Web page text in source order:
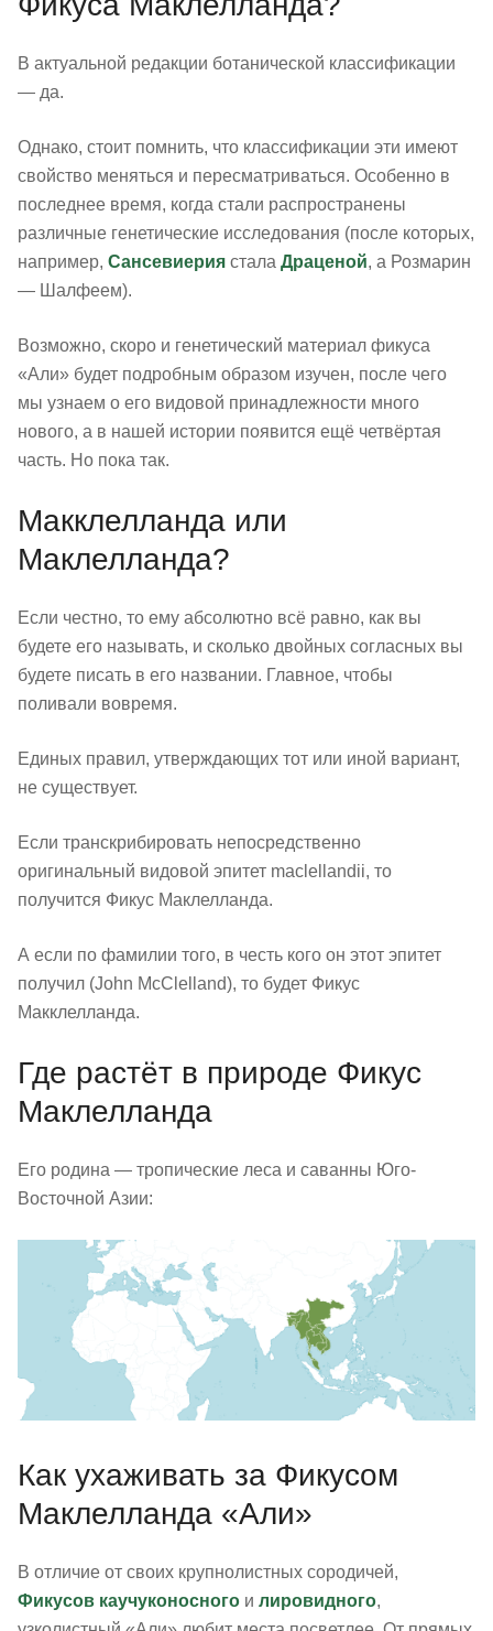
В актуальной редакции ботанической классификации
— да.
Однако, стоит помнить, что классификации эти имеют
свойство меняться и пересматриваться. Особенно в
последнее время, когда стали распространены
различные генетические исследования (после которых,
например, Сансевиерия стала Драценой, а Розмарин
— Шалфеем).
Возможно, скоро и генетический материал фикуса
«Али» будет подробным образом изучен, после чего
мы узнаем о его видовой принадлежности много
нового, а в нашей истории появится ещё четвёртая
часть. Но пока так.
Макклелланда или
Маклелланда?
Если честно, то ему абсолютно всё равно, как вы
будете его называть, и сколько двойных согласных вы
будете писать в его названии. Главное, чтобы
поливали вовремя.
Единых правил, утверждающих тот или иной вариант,
не существует.
Если транскрибировать непосредственно
оригинальный видовой эпитет maclellandii, то
получится Фикус Маклелланда.
А если по фамилии того, в честь кого он этот эпитет
получил (John McClelland), то будет Фикус
Макклелланда.
Где растёт в природе Фикус
Маклелланда
Его родина — тропические леса и саванны Юго-
Восточной Азии:
Как ухаживать за Фикусом
Маклелланда «Али»
В отличие от своих крупнолистных сородичей,
Фикусов каучуконосного и лировидного,